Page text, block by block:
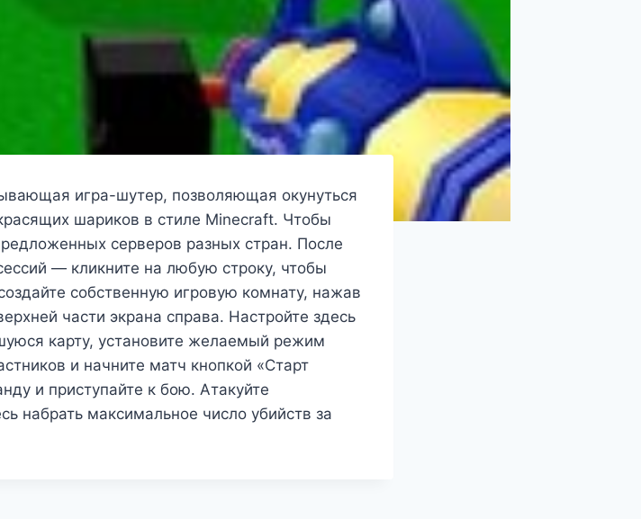
игра-шутер, позволяющая окунуться
шариков в стиле Minecraft. Чтобы
серверов разных стран. После
— кликните на любую строку, чтобы
собственную игровую комнату, нажав
части экрана справа. Настройте здесь
карту, установите желаемый режим
и начните матч кнопкой «Старт
и приступайте к бою. Атакуйте
набрать максимальное число убийств за